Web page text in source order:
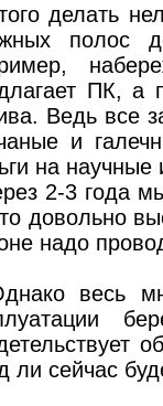
делать
полос
ПК, а
Ведь все
и
на
2-3 года
довольно
надо
весь
ли сейчас